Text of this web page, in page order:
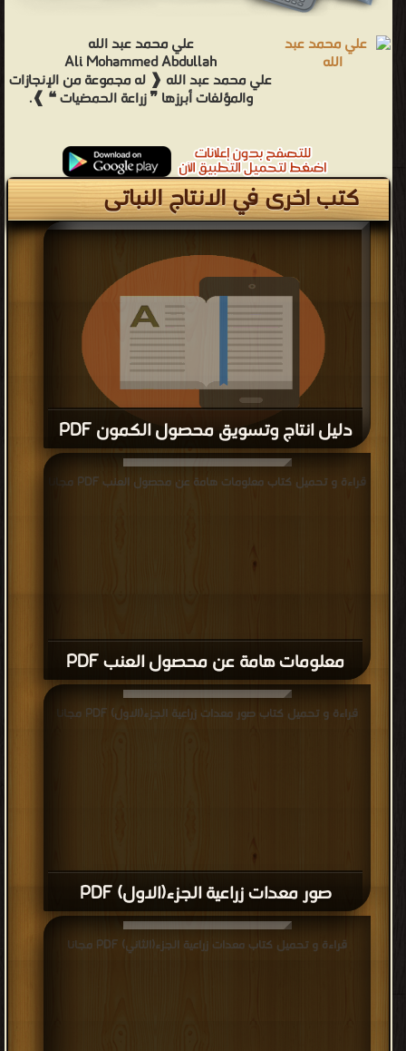
علي محمد عبد الله
Ali Mohammed Abdullah
علي محمد عبد الله ❰ له مجموعة من الإنجازات
والمؤلفات أبرزها ❞ زراعة الحمضيات ❝ ❱.
كتب اخرى في الانتاج النباتى
دليل انتاج وتسويق محصول الكمون PDF
مجانا
معلومات هامة عن محصول العنب PDF
قراءة و تحميل كتاب معلومات هامة عن محصول العنب PDF مجانا
صور معدات زراعية الجزء(الاول) PDF
قراءة و تحميل كتاب صور معدات زراعية الجزء(الاول) PDF مجانا
قراءة و تحميل كتاب معدات زراعية الجزء(الثاني) PDF مجانا